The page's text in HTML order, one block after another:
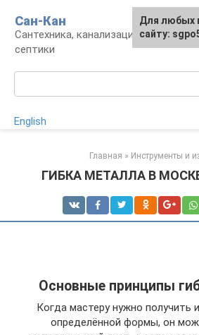
контенту
Сан-Кан
Сантехника, канализация,
септики
English
Главная » Инструменты и
ГИБКА МЕТАЛЛА В
Основные принципы
Когда мастеру нужно получить
определённой формы, он
Для любых
сайту: